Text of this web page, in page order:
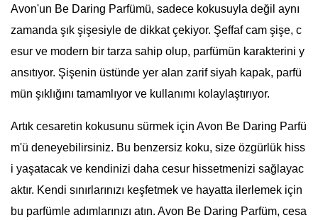
Avon'un Be Daring Parfümü, sadece kokusuyla değil aynı
zamanda şık şişesiyle de dikkat çekiyor. Şeffaf cam şişe, c
esur ve modern bir tarza sahip olup, parfümün karakterini y
ansıtıyor. Şişenin üstünde yer alan zarif siyah kapak, parfü
mün şıklığını tamamlıyor ve kullanımı kolaylaştırıyor.
Artık cesaretin kokusunu sürmek için Avon Be Daring Parfü
m'ü deneyebilirsiniz. Bu benzersiz koku, size özgürlük hiss
i yaşatacak ve kendinizi daha cesur hissetmenizi sağlayac
aktır. Kendi sınırlarınızı keşfetmek ve hayatta ilerlemek için
bu parfümle adımlarınızı atın. Avon Be Daring Parfüm, cesa